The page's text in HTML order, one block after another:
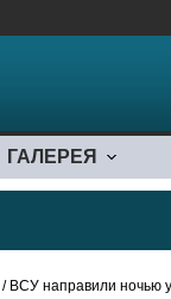
ГАЛЕРЕЯ
/ ВСУ направили ночью удар